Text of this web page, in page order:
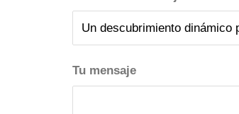
Tu mensaje